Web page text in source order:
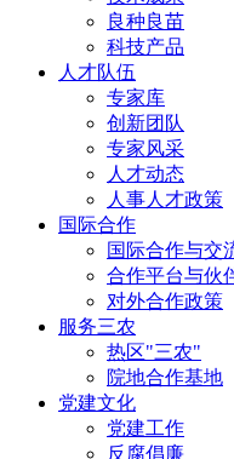
良种良苗
科技产品
人才队伍
专家库
创新团队
专家风采
人才动态
人事人才政策
国际合作
国际合作与交
合作平台与伙
对外合作政策
服务三农
热区"三农"
院地合作基地
党建文化
党建工作
反腐倡廉